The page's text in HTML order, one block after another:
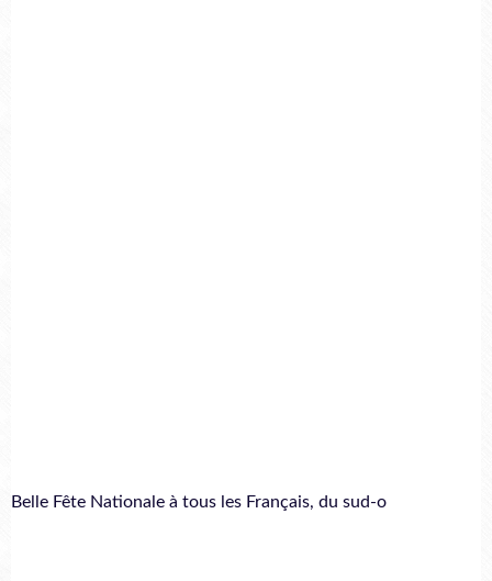
Belle Fête Nationale à tous les Français, du sud-o